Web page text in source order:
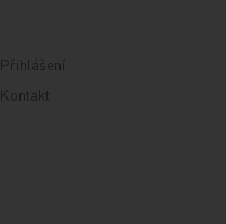
Přihlášení
Kontakt